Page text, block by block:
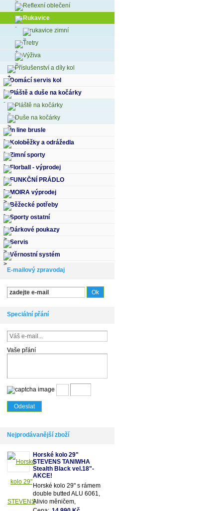
Reflexní oblečení
Rukavice
rukavice zimní
Tretry
Výživa
Příslušenství a díly kol
Domácí servis kol
Pláště a duše na kočárky
Pláště na kočárky
Duše na kočárky
In line brusle
Koloběžky a odrážedla
Zimní sporty
Florball - výprodej
FUNKČNÍ PRÁDLO
MOIRA výprodej
Běžecké potřeby
Sporty ostatní
Dárkové poukazy
Servis
Věrnostní systém
E-mailový zpravodaj
Speciální přání
Vaše přání
Nejprodávanější zboží
Horské kolo 29"
STEVENS TANIWHA
Stealth Black vel.18"-
AKCE!
Horské kolo 29" s rámem
double butted ALU 6061,
Alivio měničem,
odpruženou olejovou vidlicí